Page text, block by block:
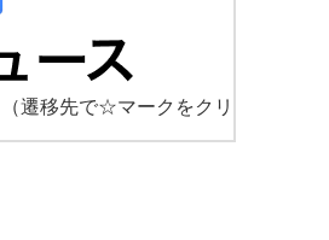
（遷移先で☆マークをクリ